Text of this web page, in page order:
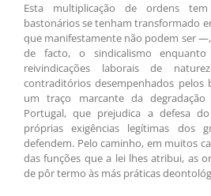
Esta multiplicação de ordens
bastonários se tenham transformado
que manifestamente não podem ser
de facto, o sindicalismo
reivindicações laborais de
contraditórios desempenhados pelos
um traço marcante da
Portugal, que prejudica a defesa
próprias exigências legítimas dos
defendem. Pelo caminho, em muitos
das funções que a lei lhes atribui, as
de pôr termo às más práticas